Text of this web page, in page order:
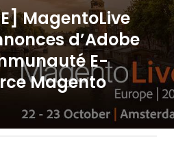
MagentoLive
d’Adobe
E-
Magento